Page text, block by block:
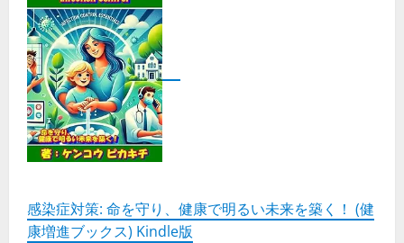
感染症対策: 命を守り、健康で明るい未来を築く！ (健
康増進ブックス) Kindle版